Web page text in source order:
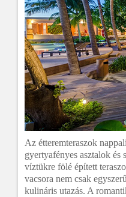
Az étteremteraszok
gyertyafényes asztalok
víztükre fölé épített
vacsora nem csak
kulináris utazás. A